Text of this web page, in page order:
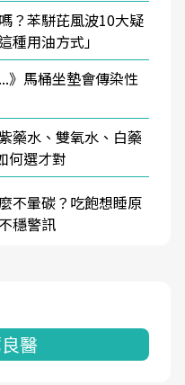
？苯駢芘風波10大疑
種用油方式」
》馬桶坐墊會傳染性
藥水、雙氧水、白藥
何選才對
不暈碳？吃飽想睡原
穩警訊
醫